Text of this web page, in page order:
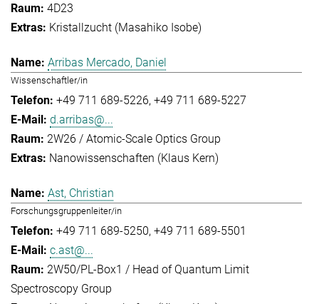
4D23
Kristallzucht (Masahiko Isobe)
Arribas Mercado, Daniel
Wissenschaftler/in
+49 711 689-5226 +49 711 689-5227
d.arribas@...
2W26 / Atomic-Scale Optics Group
Nanowissenschaften (Klaus Kern)
Ast, Christian
Forschungsgruppenleiter/in
+49 711 689-5250 +49 711 689-5501
c.ast@...
2W50/PL-Box1 / Head of Quantum Limit
Spectroscopy Group